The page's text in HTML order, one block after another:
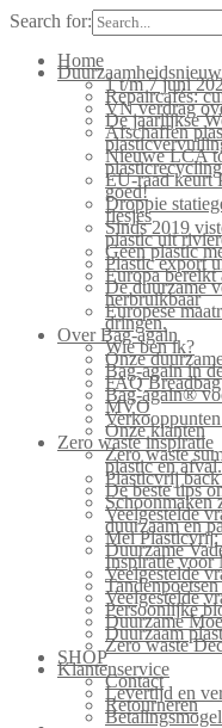
Search for:
Home
1 t/m 7 juni
Repaircafés:
VN verdrag
De jaarlijkse
Afschaffen
Nieuwe LCA
EU-raad keurt
goed!
Droppie
flesjes
Sinds 2019
plastic uit
Geen plastic
Plastic export
Europa
De duurzame
herbruikbaar
Europese
dringen.
Over Bag-again
Wie ben ik?
Onze
Bag-again in
FAQ
Bag-again®
MVO
Onze klanten
Zero waste inspiratie
Zero waste
plastic en afval.
Plasticvrij
De beste tips
Schoonmaken
Veelgestelde
duurzaam en
Mei Plasticvrij:
Duurzame
Inspiratie voor
Veelgestelde
Veelgestelde
Persoonlijke
Duurzame
Duurzaam
Zero waste
SHOP
Klantenservice
Contact
Levertijd en
Retourneren